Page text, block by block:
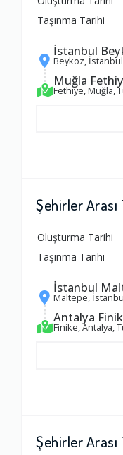
Taşınma Tarihi
İstanbul
Beykoz,
Muğla
Fethiye, Muğla,
Şehirler Arası
Oluşturma Tarihi
Taşınma Tarihi
İstanbul
Maltepe,
Antalya
Finike, Antalya,
Şehirler Arası